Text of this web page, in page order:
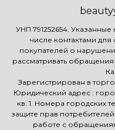
УНП 791252654. Указанные
числе контактами
покупателей о
рассматривать
Зарегистрирован в
Юридический адрес :
кв. 1. Номера городских
защите прав
работе с